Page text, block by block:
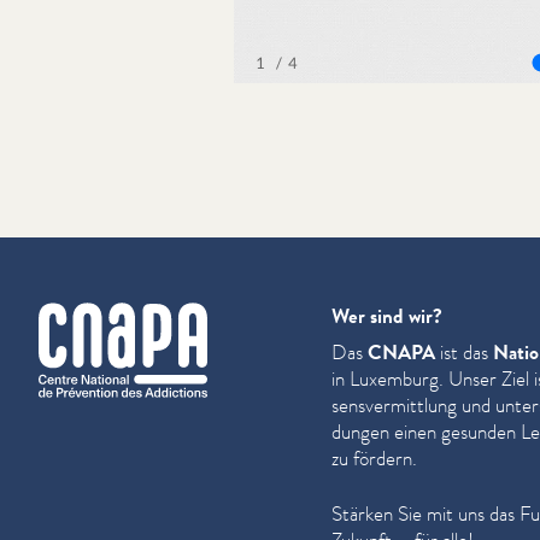
cnapa
Wer sind wir?
DasCNAPAist das
in Luxemburg. Unser
sensver­mit­tlung und
dun­gen einen gesunden
zu fördern.
Stärken Sie mit uns das